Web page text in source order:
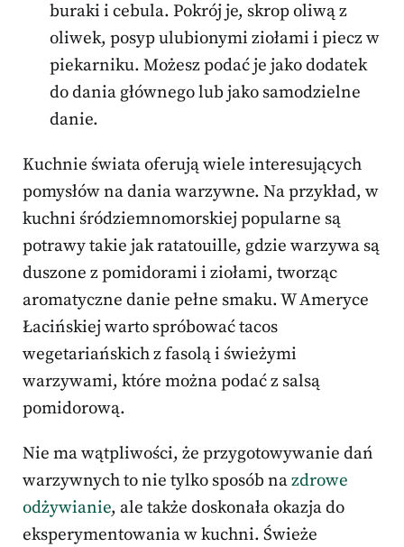
buraki i cebula. Pokrój je, skrop oliwą z
oliwek, posyp ulubionymi ziołami i piecz w
piekarniku. Możesz podać je jako dodatek
do dania głównego lub jako samodzielne
danie.
Kuchnie świata oferują wiele interesujących
pomysłów na dania warzywne. Na przykład, w
kuchni śródziemnomorskiej popularne są
potrawy takie jak ratatouille, gdzie warzywa są
duszone z pomidorami i ziołami, tworząc
aromatyczne danie pełne smaku. W Ameryce
Łacińskiej warto spróbować tacos
wegetariańskich z fasolą i świeżymi
warzywami, które można podać z salsą
pomidorową.
Nie ma wątpliwości, że przygotowywanie dań
warzywnych to nie tylko sposób nazdrowe
odżywianie, ale także doskonała okazja do
eksperymentowania w kuchni. Świeże